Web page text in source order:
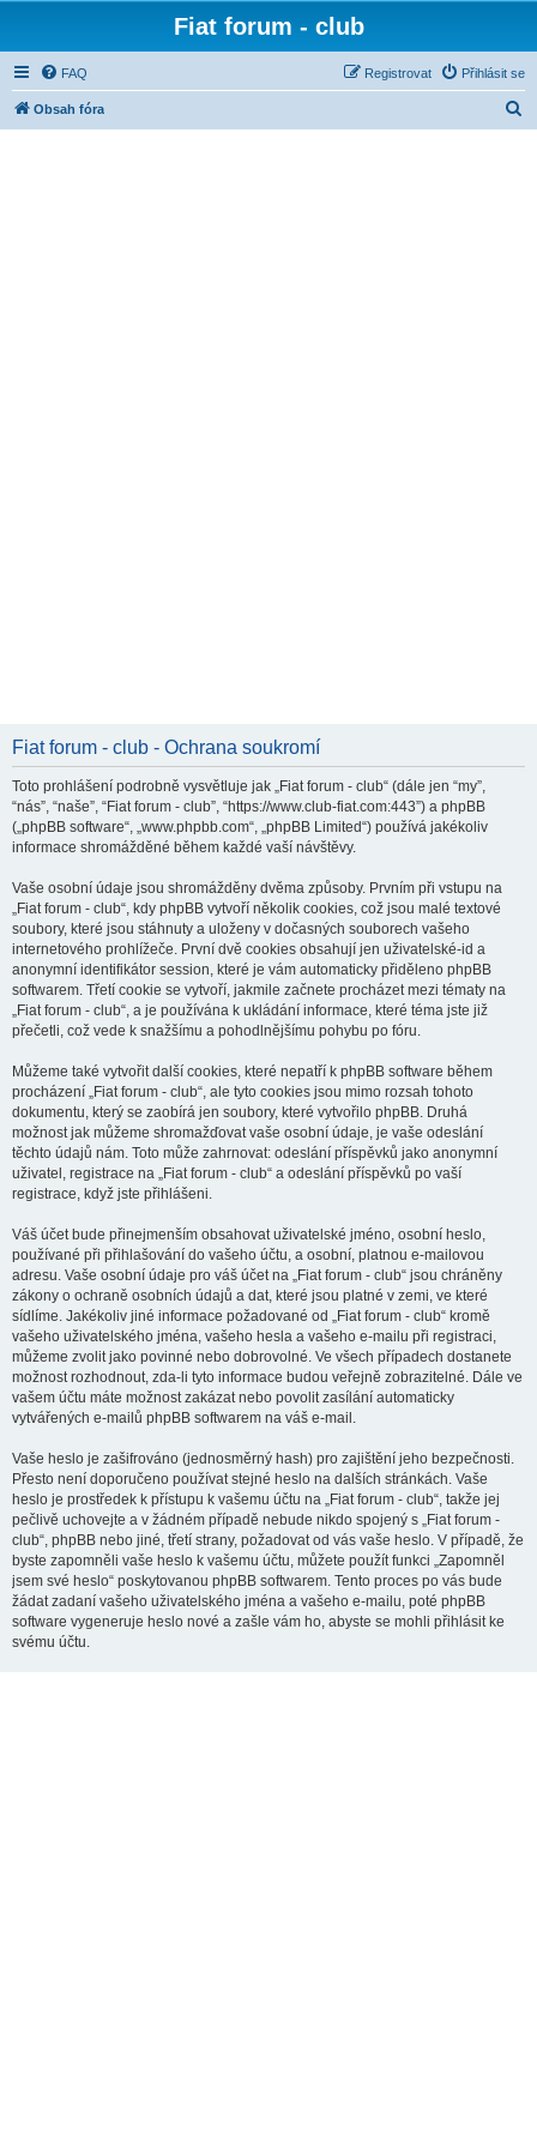
Fiat forum - club
FAQ Přihlásit se
Registrovat
Obsah fóra
Fiat forum - club - Ochrana soukromí
Toto prohlášení podrobně vysvětluje jak „Fiat forum - club“ (dále jen “my”,
“nás”, “naše”, “Fiat forum - club”, “https://www.club-fiat.com:443”) a phpBB
(„phpBB software“, „www.phpbb.com“, „phpBB Limited“) používá jakékoliv
informace shromážděné během každé vaší návštěvy.
Vaše osobní údaje jsou shromážděny dvěma způsoby. Prvním při vstupu na
„Fiat forum - club“, kdy phpBB vytvoří několik cookies, což jsou malé textové
soubory, které jsou stáhnuty a uloženy v dočasných souborech vašeho
internetového prohlížeče. První dvě cookies obsahují jen uživatelské-id a
anonymní identifikátor session, které je vám automaticky přiděleno phpBB
softwarem. Třetí cookie se vytvoří, jakmile začnete procházet mezi tématy na
„Fiat forum - club“, a je používána k ukládání informace, které téma jste již
přečetli, což vede k snažšímu a pohodlnějšímu pohybu po fóru.
Můžeme také vytvořit další cookies, které nepatří k phpBB software během
procházení „Fiat forum - club“, ale tyto cookies jsou mimo rozsah tohoto
dokumentu, který se zaobírá jen soubory, které vytvořilo phpBB. Druhá
možnost jak můžeme shromažďovat vaše osobní údaje, je vaše odeslání
těchto údajů nám. Toto může zahrnovat: odeslání příspěvků jako anonymní
uživatel, registrace na „Fiat forum - club“ a odeslání příspěvků po vaší
registrace, když jste přihlášeni.
Váš účet bude přinejmenším obsahovat uživatelské jméno, osobní heslo,
používané při přihlašování do vašeho účtu, a osobní, platnou e-mailovou
adresu. Vaše osobní údaje pro váš účet na „Fiat forum - club“ jsou chráněny
zákony o ochraně osobních údajů a dat, které jsou platné v zemi, ve které
sídlíme. Jakékoliv jiné informace požadované od „Fiat forum - club“ kromě
vašeho uživatelského jména, vašeho hesla a vašeho e-mailu při registraci,
můžeme zvolit jako povinné nebo dobrovolné. Ve všech případech dostanete
možnost rozhodnout, zda-li tyto informace budou veřejně zobrazitelné. Dále ve
vašem účtu máte možnost zakázat nebo povolit zasílání automaticky
vytvářených e-mailů phpBB softwarem na váš e-mail.
Vaše heslo je zašifrováno (jednosměrný hash) pro zajištění jeho bezpečnosti.
Přesto není doporučeno používat stejné heslo na dalších stránkách. Vaše
heslo je prostředek k přístupu k vašemu účtu na „Fiat forum - club“, takže jej
pečlivě uchovejte a v žádném případě nebude nikdo spojený s „Fiat forum -
club“, phpBB nebo jiné, třetí strany, požadovat od vás vaše heslo. V případě, že
byste zapomněli vaše heslo k vašemu účtu, můžete použít funkci „Zapomněl
jsem své heslo“ poskytovanou phpBB softwarem. Tento proces po vás bude
žádat zadaní vašeho uživatelského jména a vašeho e-mailu, poté phpBB
software vygeneruje heslo nové a zašle vám ho, abyste se mohli přihlásit ke
svému účtu.